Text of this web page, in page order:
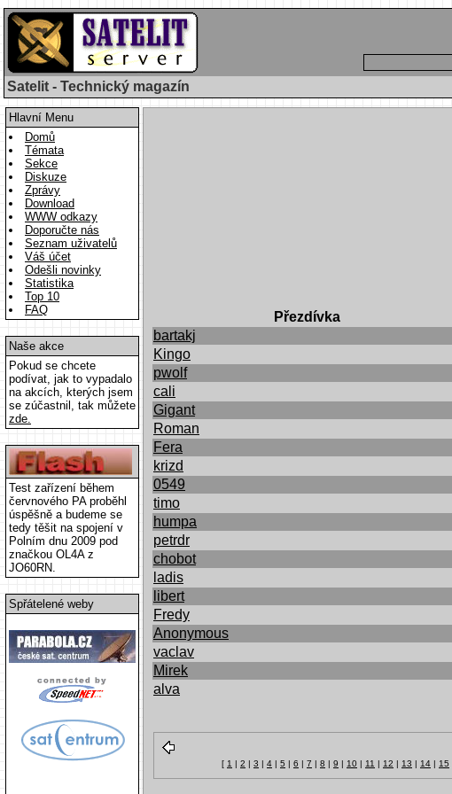
Satelit - Technický magazín
Hlavní Menu
Domů
Témata
Sekce
Diskuze
Zprávy
Download
WWW odkazy
Doporučte nás
Seznam uživatelů
Váš účet
Odešli novinky
Statistika
Top 10
FAQ
Naše akce
Pokud se chcete
podívat, jak to vypadalo
na akcích, kterých jsem
se zúčastnil, tak můžete
zde.
Test zařízení během
červnového PA proběhl
úspěšně a budeme se
tedy těšit na spojení v
Polním dnu 2009 pod
značkou OL4A z
JO60RN.
Spřátelené weby
Přezdívka
bartakj
Kingo
pwolf
cali
Gigant
Roman
Fera
krizd
0549
timo
humpa
petrdr
chobot
ladis
libert
Fredy
Anonymous
vaclav
Mirek
alva
[ 1 | 2 | 3 | 4 | 5 | 6 | 7 | 8 | 9 | 10 | 11 | 12 | 13 | 14 | 15